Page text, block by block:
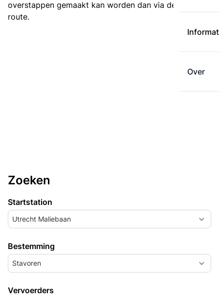
Over
overstappen gemaakt kan worden dan via de kortste
route.
Zoeken
Startstation
Utrecht Maliebaan
Bestemming
Stavoren
Vervoerders